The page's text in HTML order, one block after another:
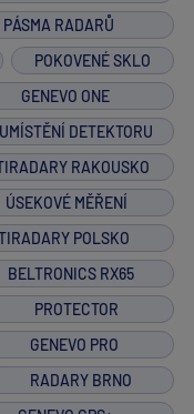
PÁSMA RADARŮ
POKOVENÉ SKLO
GENEVO ONE
UMÍSTĚNÍ DETEKTORU
RAKOUSKO
ÚSEKOVÉ MĚŘENÍ
POLSKO
BELTRONICS RX65
PROTECTOR
GENEVO PRO
RADARY BRNO